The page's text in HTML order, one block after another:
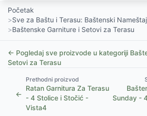
Početak
>Sve za Baštu i Terasu: Baštenski
>Baštenske Garniture i Setovi za Terasu
← Pogledaj sve proizvode u kategoriji
Setovi za Terasu
←
Prethodni proizvod
Ratan Garnitura Za Terasu
- 4 Stolice i Stočić -
Vista4
Sunday -